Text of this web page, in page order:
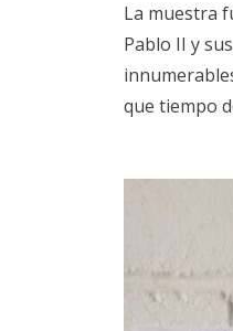
La muestra
Pablo II y
que tiempo